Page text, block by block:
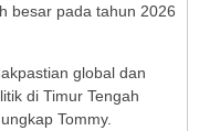
besar pada tahun 2026
global dan
di Timur Tengah
Tommy.